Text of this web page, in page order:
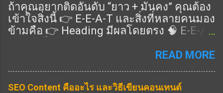
ถ้าคุณอยากติดอันดับ “ยาว + มั่นคง” คุณต้อง
เข้าใจสิ่งนี้ 👉 E-E-A-T และสิ่งที่หลายคนมอง
ข้ามคือ 👉 Heading มีผลโดยตรง 🧠 E-E-A-
ว่าเนื้อหาคุณ: Expertise (ความเชี่ยวชาญ)
ครบ = อันดับดีขึ้น 🎯 Heading ช่วย E-E-A-T
READ MORE
SEO Content คืออะไร และวิธีเขียนคอนเทนต์